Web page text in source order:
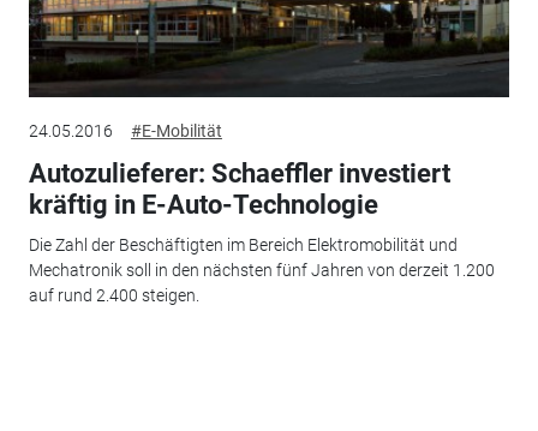
24.05.2016 #E-Mobilität
Autozulieferer: Schaeffler investiert
kräftig in E-Auto-Technologie
Die Zahl der Beschäftigten im Bereich Elektromobilität und
Mechatronik soll in den nächsten fünf Jahren von derzeit 1.200
auf rund 2.400 steigen.